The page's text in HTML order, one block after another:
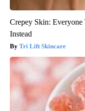
Crepey Skin:
Instead
Tri Lift Skincare